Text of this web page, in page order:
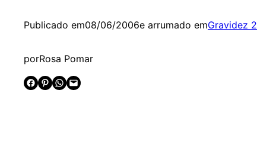
Publicado em08/06/2006e arrumado emGravidez 2
porRosa Pomar
Share on Facebook
Share on Pinterest Share on WhatsApp Email this Page